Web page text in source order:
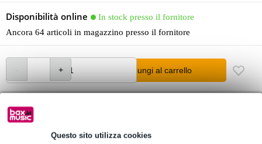
Questo sito utilizza cookies
Disponibilità online
In stock presso il fornitore
Ancora 64 articoli in magazzino presso il fornitore
Aggiungi al carrello
Ordine prima di 16:00 = in circa 10 giorni lavorativi a domicilio
Oltre 48.000 articoli disponibili